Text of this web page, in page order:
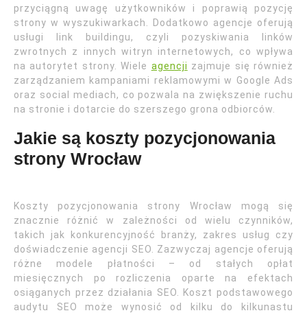
przyciągną uwagę użytkowników i poprawią pozycję
strony w wyszukiwarkach. Dodatkowo agencje oferują
usługi link buildingu, czyli pozyskiwania linków
zwrotnych z innych witryn internetowych, co wpływa
na autorytet strony. Wiele agencji zajmuje się również
zarządzaniem kampaniami reklamowymi w Google Ads
oraz social mediach, co pozwala na zwiększenie ruchu
na stronie i dotarcie do szerszego grona odbiorców.
Jakie są koszty pozycjonowania
strony Wrocław
Koszty pozycjonowania strony Wrocław mogą się
znacznie różnić w zależności od wielu czynników,
takich jak konkurencyjność branży, zakres usług czy
doświadczenie agencji SEO. Zazwyczaj agencje oferują
różne modele płatności – od stałych opłat
miesięcznych po rozliczenia oparte na efektach
osiąganych przez działania SEO. Koszt podstawowego
audytu SEO może wynosić od kilku do kilkunastu